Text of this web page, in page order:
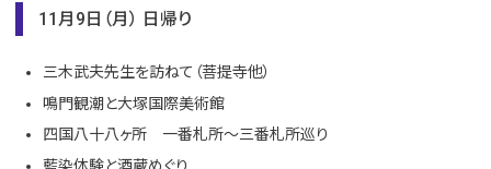
11月9日（月） 日帰り
三木武夫先生を訪ねて（菩提寺他）
鳴門観潮と大塚国際美術館
四国八十八ヶ所 一番札所～三番札所巡り
藍染体験と酒蔵めぐり